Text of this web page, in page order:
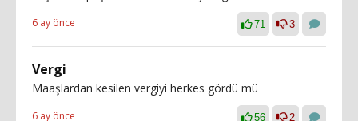
6 ay önce 71 3
Vergi
Maaşlardan kesilen vergiyi herkes gördü mü
6 ay önce 56 2